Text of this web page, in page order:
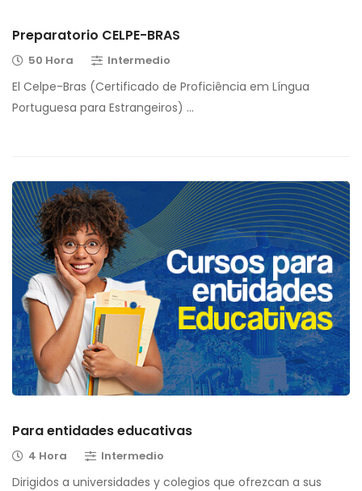
Preparatorio CELPE-BRAS
50 Hora Intermedio
El Celpe-Bras (Certificado de Proficiência em Língua
Portuguesa para Estrangeiros) …
Para entidades educativas
4 Hora Intermedio
Dirigidos a universidades y colegios que ofrezcan a sus